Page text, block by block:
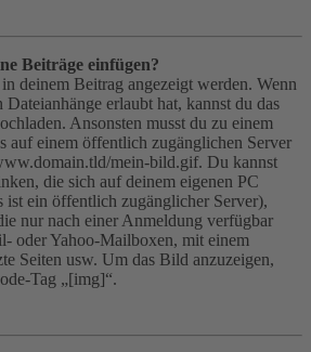
Beiträge einfügen?
deinem Beitrag angezeigt werden. Wenn
erlaubt hat, kannst du das
Ansonsten musst du zu einem
auf einem öffentlich zugänglichen Server
mein-bild.gif. Du kannst
die sich auf deinem eigenen PC
ist ein öffentlich zugänglicher Server),
nur nach einer Anmeldung verfügbar
oder Yahoo-Mailboxen, mit einem
Seiten usw. Um das Bild anzuzeigen,
Tag „[img]“.